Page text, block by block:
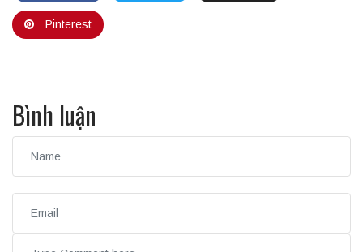
Pinterest
Bình luận